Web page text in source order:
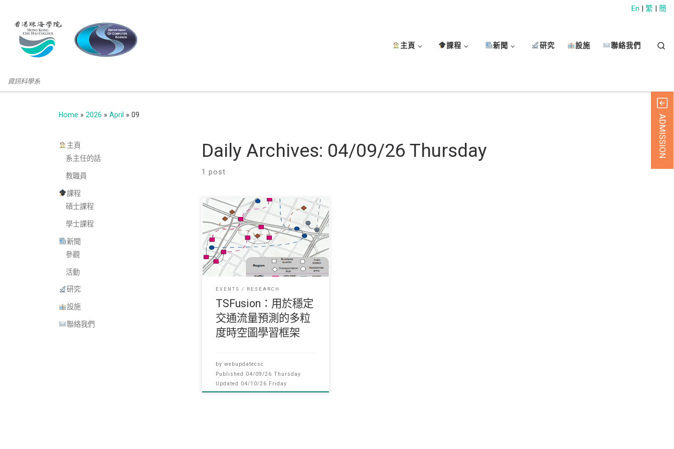
資訊科學系
主頁 課程 新聞 研究 設施 聯絡我們
En | 繁 | 簡
Home » 2026 » April » 09
Daily Archives: 04/09/26 Thursday
1 post
我們很高興地宣佈，我們近期的期
刊論文「TSFusion：用於穩定交通
流量預測的多粒度時空圖學習框
架」
EVENTS RESEARCH
TSFusion：用於穩定
交通流量預測的多粒
度時空圖學習框架
bywebupdatecsc
Published 04/09/26 Thursday
Updated 04/10/26 Friday
主頁
系主任的話
教職員
課程
碩士課程
學士課程
新聞
參觀
活動
研究
設施
聯絡我們
ADMISSION